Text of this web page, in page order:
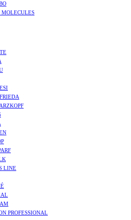
MOLECULES
LINE
PROFESSIONAL